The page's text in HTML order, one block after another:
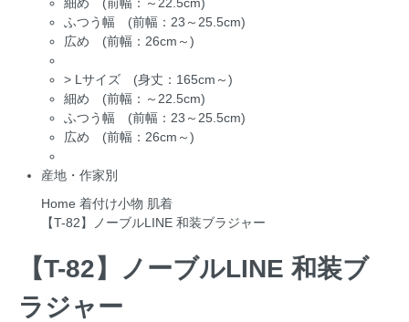
ふつう幅 (前幅：23～25.5cm)
広め (前幅：26cm～)
> Lサイズ (身丈：165cm～)
細め (前幅：～22.5cm)
ふつう幅 (前幅：23～25.5cm)
広め (前幅：26cm～)
産地・作家別
Home 着付け小物 肌着
【T-82】ノーブルLINE 和装ブラジャー
【T-82】ノーブルLINE 和装ブ
ラジャー